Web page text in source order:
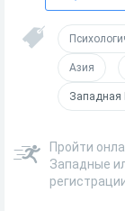
Азия
Западная
Пройти
Западные